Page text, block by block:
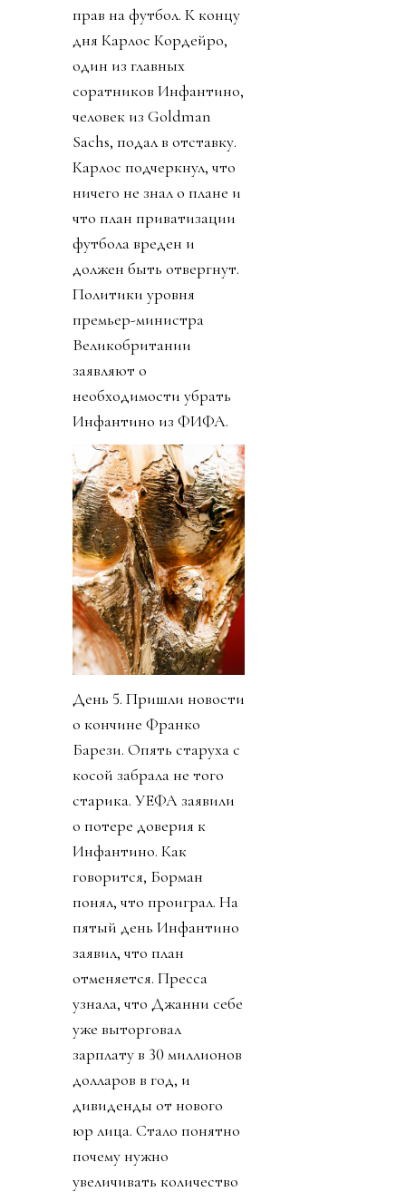
прав на футбол. К концу
дня Карлос Кордейро,
один из главных
соратников Инфантино,
человек из Goldman
Sachs, подал в отставку.
Карлос подчеркнул, что
ничего не знал о плане и
что план приватизации
футбола вреден и
должен быть отвергнут.
Политики уровня
премьер-министра
Великобритании
заявляют о
необходимости убрать
Инфантино из ФИФА.
День 5. Пришли новости
о кончине Франко
Барези. Опять старуха с
косой забрала не того
старика. УЕФА заявили
о потере доверия к
Инфантино. Как
говорится, Борман
понял, что проиграл. На
пятый день Инфантино
заявил, что план
отменяется. Пресса
узнала, что Джанни себе
уже выторговал
зарплату в 30 миллионов
долларов в год, и
дивиденды от нового
юр лица. Стало понятно
почему нужно
увеличивать количество